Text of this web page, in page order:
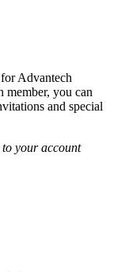
Advantech
member, you can
and special
to your account